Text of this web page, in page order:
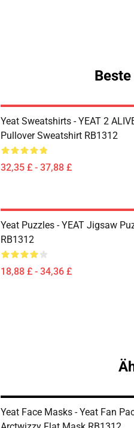
Yeat Sweatshirts - YEAT 2
Pullover Sweatshirt RB1312
32,35 £ - 37,88 £
Yeat Puzzles - YEAT Jigsaw
RB1312
18,88 £ - 34,36 £
Yeat Face Masks - Yeat Fan